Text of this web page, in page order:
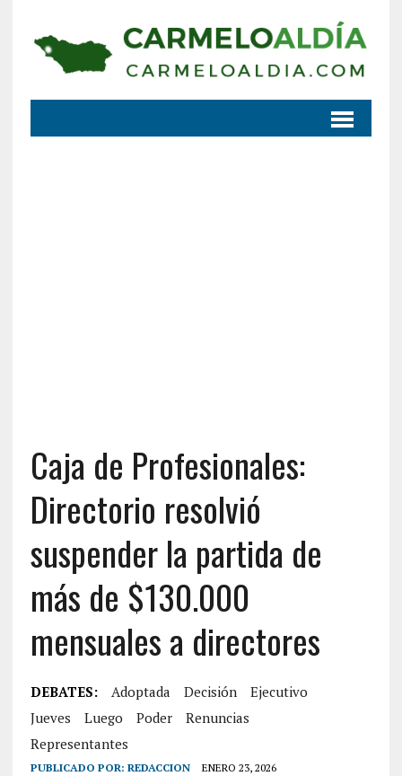
Caja de Profesionales:
Directorio resolvió
suspender la partida de
más de $130.000
mensuales a directores
DEBATES: Adoptada Decisión
Ejecutivo
Jueves
Luego Poder
Renuncias
Representantes
PUBLICADO POR: REDACCION ENERO 23, 2026